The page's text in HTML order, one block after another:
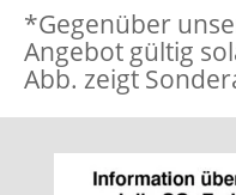
*Gegenüber
Angebot gültig
Abb. zeigt